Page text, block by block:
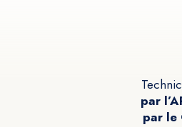
par
par le